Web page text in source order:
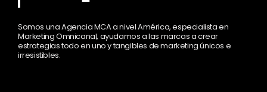
Somos una Agencia MCA a nivel América, especialista en
Marketing Omnicanal, ayudamos a las marcas a crear
estrategias todo en uno y tangibles de marketing únicos e
irresistibles.